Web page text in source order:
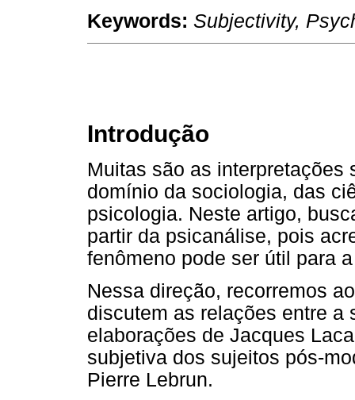
Keywords: Subjectivity,
Introdução
Muitas são as interpretações
domínio da sociologia, das
psicologia. Neste artigo,
partir da psicanálise, pois
fenômeno pode ser útil para
Nessa direção, recorremos
discutem as relações entre a
elaborações de Jacques
subjetiva dos sujeitos pós-
Pierre Lebrun.